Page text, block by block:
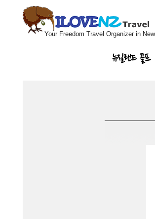
Your Freedom Travel Organizer in
뉴질랜드 골프